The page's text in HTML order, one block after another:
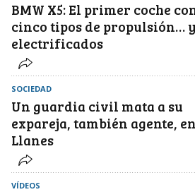
BMW X5: El primer coche
cinco tipos de propulsión…
electrificados
SOCIEDAD
Un guardia civil mata a su
expareja, también agente, en
Llanes
VÍDEOS